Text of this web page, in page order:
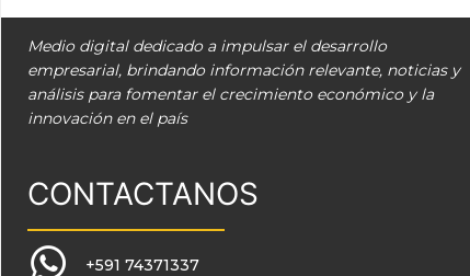
Medio digital dedicado a impulsar el desarrollo
empresarial, brindando información relevante, noticias y
análisis para fomentar el crecimiento económico y la
innovación en el país
CONTACTANOS
+591 74371337